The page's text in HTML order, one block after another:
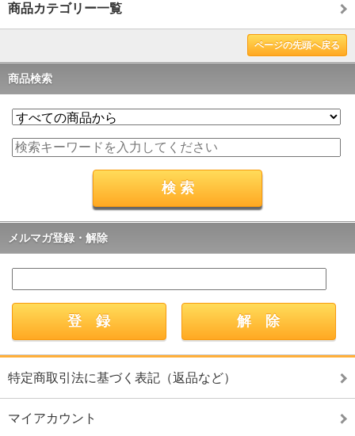
商品カテゴリー一覧
ページの先頭へ戻る
商品検索
メルマガ登録・解除
特定商取引法に基づく表記（返品など）
マイアカウント